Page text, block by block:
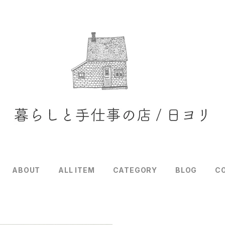
ABOUT ALL ITEM CATEGORY BLOG